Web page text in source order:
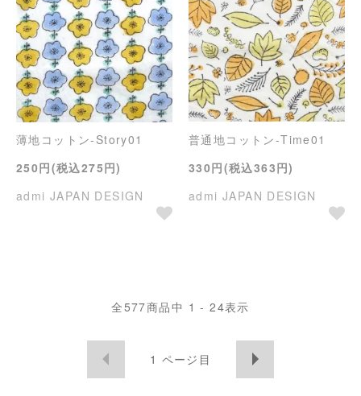
薄地コットン-Story01
250円(税込275円)
admi JAPAN DESIGN
普通地コットン-Time01
330円(税込363円)
admi JAPAN DESIGN
全577商品中 1 - 24表示
1 ページ目